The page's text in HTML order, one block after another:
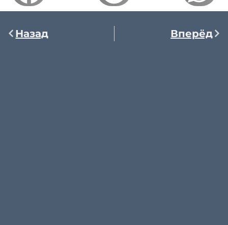
Назад Вперёд